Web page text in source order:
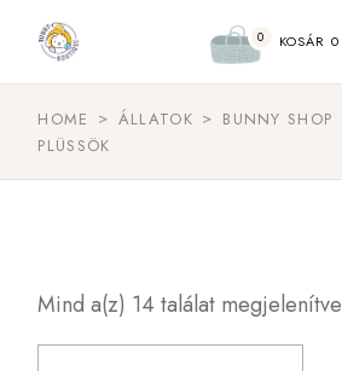
0 KOSÁR 0
HOME ÁLLATOK BUNNY SHOP
PLÜSSÖK
Mind a(z) 14 találat megjelenítve